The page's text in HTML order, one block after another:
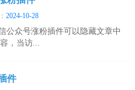
2024-10-28
公众号涨粉插件可以隐藏文章中
，当访...
件